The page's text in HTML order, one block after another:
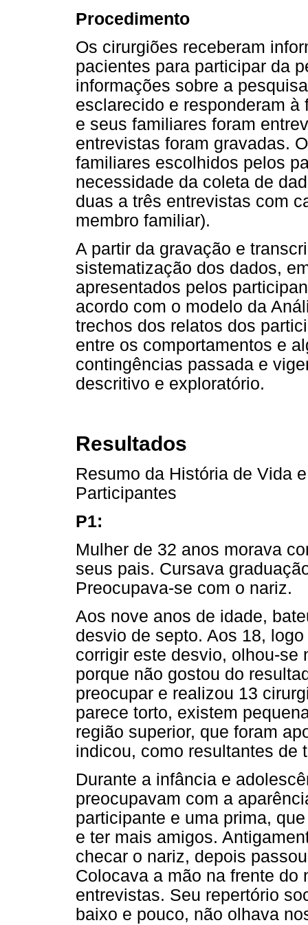
Procedimento
Os cirurgiões receberam
pacientes para participar da
informações sobre a
esclarecido e responderam
e seus familiares foram
entrevistas foram gravadas.
familiares escolhidos pelos
necessidade da coleta de
duas a três entrevistas com
membro familiar).
A partir da gravação e
sistematização dos dados,
apresentados pelos
acordo com o modelo da
trechos dos relatos dos
entre os comportamentos e
contingências passada e
descritivo e exploratório.
Resultados
Resumo da História de Vida
Participantes
P1:
Mulher de 32 anos morava
seus pais. Cursava
Preocupava-se com o nariz.
Aos nove anos de idade,
desvio de septo. Aos 18,
corrigir este desvio, olhou-se
porque não gostou do
preocupar e realizou 13
parece torto, existem
região superior, que foram
indicou, como resultantes de
Durante a infância e
preocupavam com a
participante e uma prima,
e ter mais amigos.
checar o nariz, depois
Colocava a mão na frente do
entrevistas. Seu repertório
baixo e pouco, não olhava